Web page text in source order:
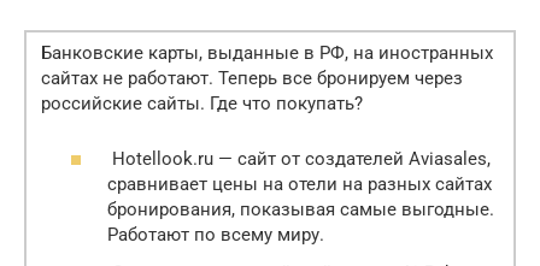
Банковские карты, выданные в РФ, на иностранных
сайтах не работают. Теперь все бронируем через
российские сайты. Где что покупать?
Hotellook.ru — сайт от создателей Aviasales,
сравнивает цены на отели на разных сайтах
бронирования, показывая самые выгодные.
Работают по всему миру.